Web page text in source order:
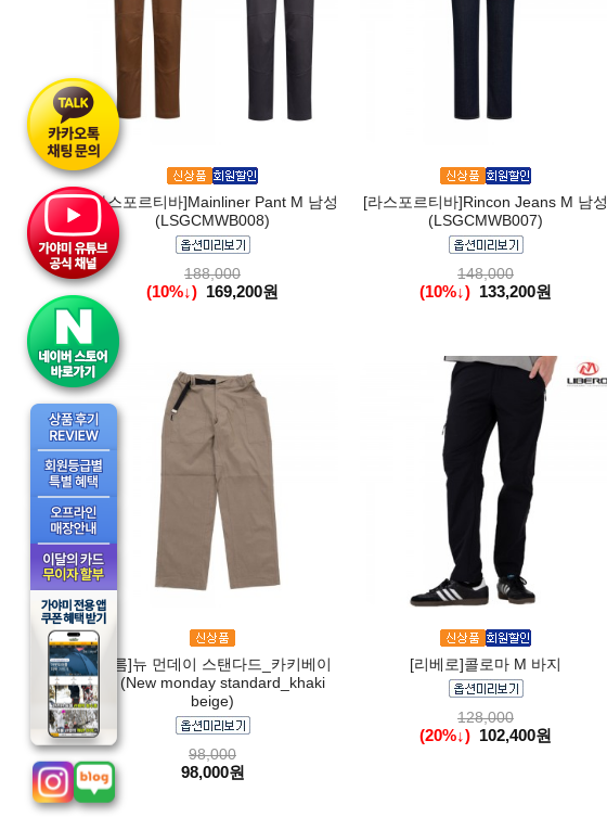
[라스포르티바]Mainliner Pant M 남성
(LSGCMWB008)
188,000
(10%↓) 169,200원
[라스포르티바]Rincon Jeans M 남성
(LSGCMWB007)
148,000
(10%↓) 133,200원
[오름]뉴 먼데이 스탠다드_카키베이
지 (New monday standard_khaki
beige)
98,000
98,000원
[리베로]콜로마 M 바지
128,000
(20%↓) 102,400원